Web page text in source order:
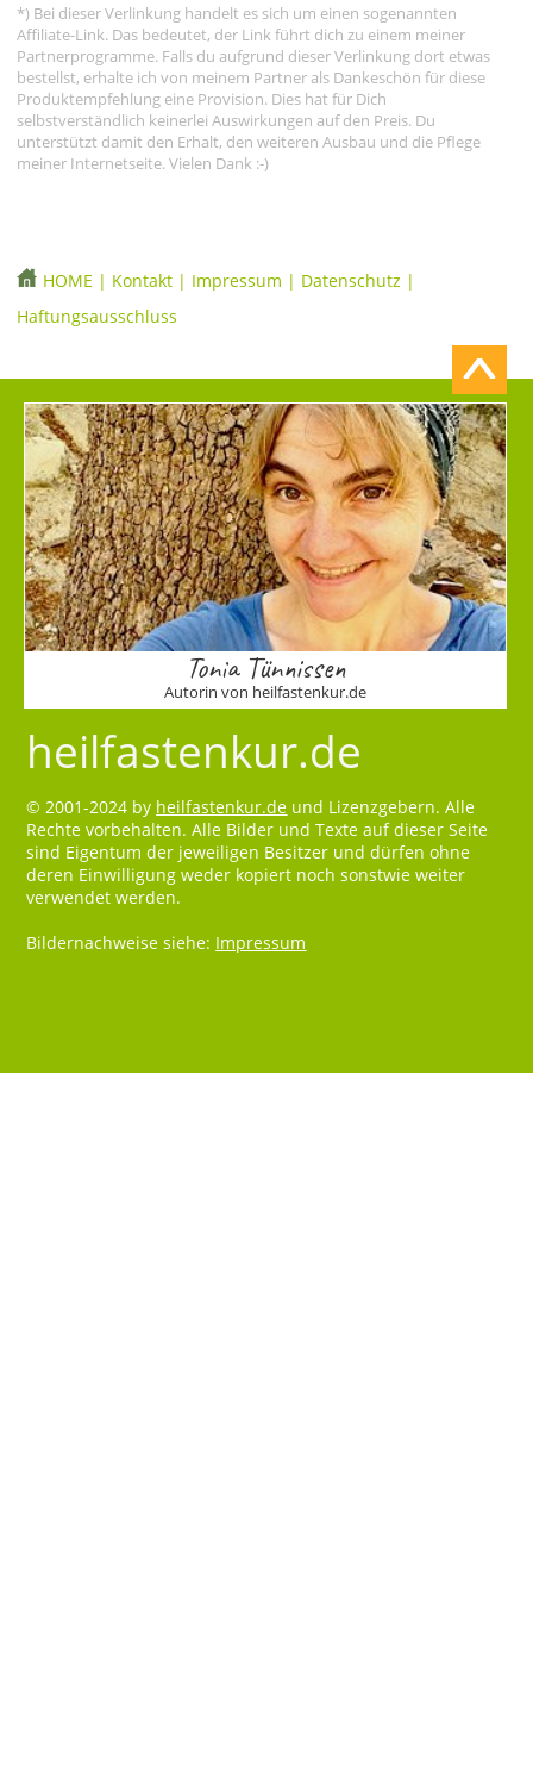
*) Bei dieser Verlinkung handelt es sich um einen sogenannten
Affiliate-Link. Das bedeutet, der Link führt dich zu einem meiner
Partnerprogramme. Falls du aufgrund dieser Verlinkung dort etwas
bestellst, erhalte ich von meinem Partner als Dankeschön für diese
Produktempfehlung eine Provision. Dies hat für Dich
selbstverständlich keinerlei Auswirkungen auf den Preis. Du
unterstützt damit den Erhalt, den weiteren Ausbau und die Pflege
meiner Internetseite. Vielen Dank :-)
HOME | Kontakt | Impressum | Datenschutz |
Haftungsausschluss
Tonia Tünnissen
Autorin von heilfastenkur.de
heilfastenkur.de
© 2001-2024 by heilfastenkur.de und Lizenzgebern. Alle
Rechte vorbehalten. Alle Bilder und Texte auf dieser Seite
sind Eigentum der jeweiligen Besitzer und dürfen ohne
deren Einwilligung weder kopiert noch sonstwie weiter
verwendet werden.
Bildernachweise siehe: Impressum